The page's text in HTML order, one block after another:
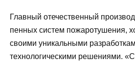
Главный отечественный
пенных систем пожаротушения,
своими уникальными
технологическими решениями.